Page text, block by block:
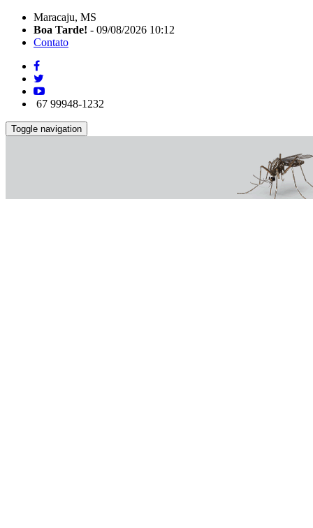
Maracaju, MS
Boa Tarde! - 09/08/2026 10:12
Contato
67 99948-1232
Toggle navigation